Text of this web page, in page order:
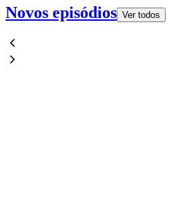
Novos episódios Ver todos